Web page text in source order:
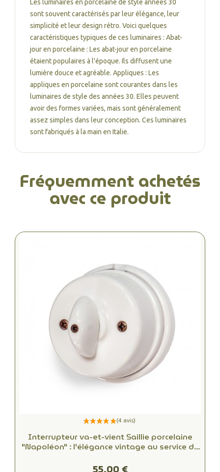
Les luminaires en porcelaine de style années 30
sont souvent caractérisés par leur élégance, leur
simplicité et leur design rétro. Voici quelques
caractéristiques typiques de ces luminaires : Abat-
jour en porcelaine : Les abat-jour en porcelaine
étaient populaires à l'époque. Ils diffusent une
lumière douce et agréable. Appliques : Les
appliques en porcelaine sont courantes dans les
luminaires de style des années 30. Elles peuvent
avoir des formes variées, mais sont généralement
assez simples dans leur conception. Ces luminaires
sont fabriqués à la main en Italie.
Fréquemment achetés
avec ce produit
Interrupteur va-et-vient Saillie porcelaine
"Napoléon" : l'élégance vintage au service de